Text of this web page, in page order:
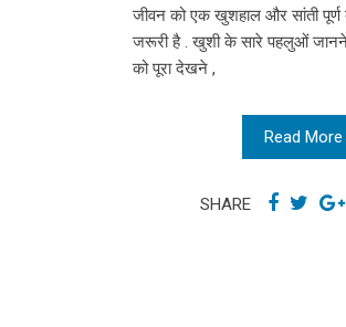
जीवन को एक खुशहाल और सांती पूर्ण
जरूरी है . खुशी के सारे पहलुओं
को पूरा देखने ,
Read More
SHARE